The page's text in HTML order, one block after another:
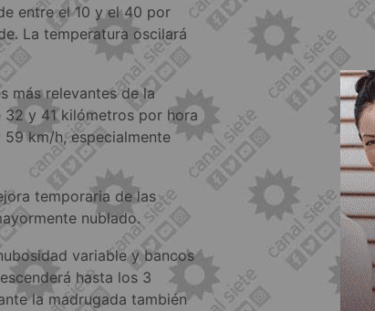
entre el 10 y el 40 por
La temperatura oscilará
más relevantes de la
y 41 kilómetros por hora
km/h, especialmente
temporaria de las
nublado.
variable y bancos
hasta los 3
la madrugada también